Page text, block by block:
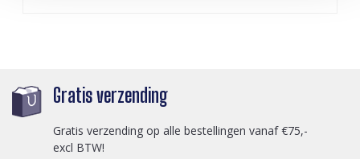
Gratis verzending
Gratis verzending op alle bestellingen vanaf €75,-
excl BTW!